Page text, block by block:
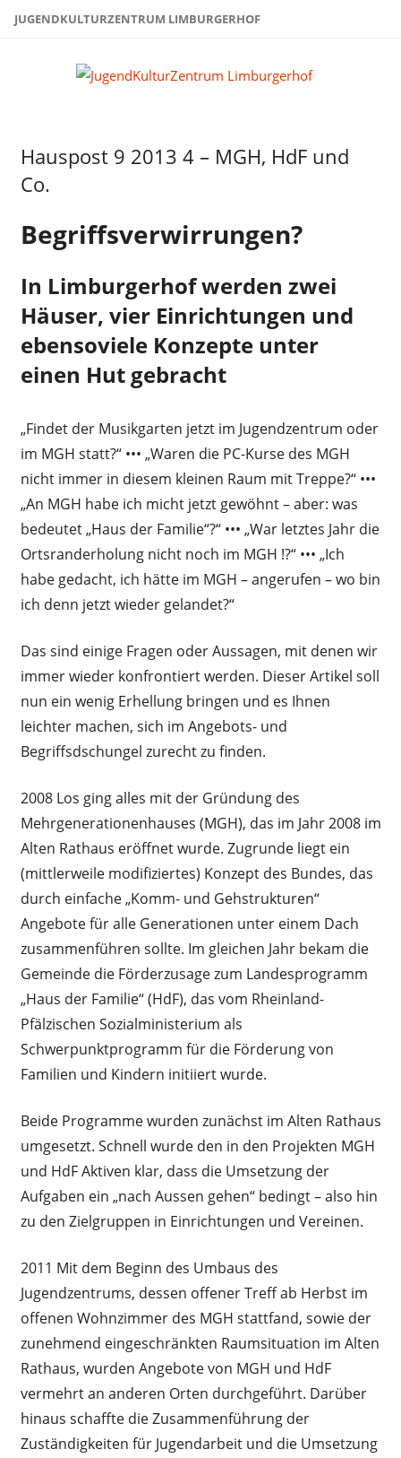
ZumJUGENDKULTURZENTRUM LIMBURGERHOF
Hauspost
9-2013
Hauspost 9 2013 4 – MGH, HdF und
Co.
Begriffsverwirrungen?
In Limburgerhof werden zwei
Häuser, vier Einrichtungen und
ebensoviele Konzepte unter
einen Hut gebracht
„Findet der Musikgarten jetzt im Jugendzentrum oder
im MGH statt?“ ••• „Waren die PC-Kurse des MGH
nicht immer in diesem kleinen Raum mit Treppe?“ •••
„An MGH habe ich micht jetzt gewöhnt – aber: was
bedeutet „Haus der Familie“?“ ••• „War letztes Jahr die
Ortsranderholung nicht noch im MGH !?“ ••• „Ich
habe gedacht, ich hätte im MGH – angerufen – wo bin
ich denn jetzt wieder gelandet?“
Das sind einige Fragen oder Aussagen, mit denen wir
immer wieder konfrontiert werden. Dieser Artikel soll
nun ein wenig Erhellung bringen und es Ihnen
leichter machen, sich im Angebots- und
Begriffsdschungel zurecht zu finden.
2008 Los ging alles mit der Gründung des
Mehrgenerationenhauses (MGH), das im Jahr 2008 im
Alten Rathaus eröffnet wurde. Zugrunde liegt ein
(mittlerweile modifiziertes) Konzept des Bundes, das
durch einfache „Komm- und Gehstrukturen“
Angebote für alle Generationen unter einem Dach
zusammenführen sollte. Im gleichen Jahr bekam die
Gemeinde die Förderzusage zum Landesprogramm
„Haus der Familie“ (HdF), das vom Rheinland-
Pfälzischen Sozialministerium als
Schwerpunktprogramm für die Förderung von
Familien und Kindern initiiert wurde.
Beide Programme wurden zunächst im Alten Rathaus
umgesetzt. Schnell wurde den in den Projekten MGH
und HdF Aktiven klar, dass die Umsetzung der
Aufgaben ein „nach Aussen gehen“ bedingt – also hin
zu den Zielgruppen in Einrichtungen und Vereinen.
2011 Mit dem Beginn des Umbaus des
Jugendzentrums, dessen offener Treff ab Herbst im
offenen Wohnzimmer des MGH stattfand, sowie der
zunehmend eingeschränkten Raumsituation im Alten
Rathaus, wurden Angebote von MGH und HdF
vermehrt an anderen Orten durchgeführt. Darüber
hinaus schaffte die Zusammenführung der
Zuständigkeiten für Jugendarbeit und die Umsetzung